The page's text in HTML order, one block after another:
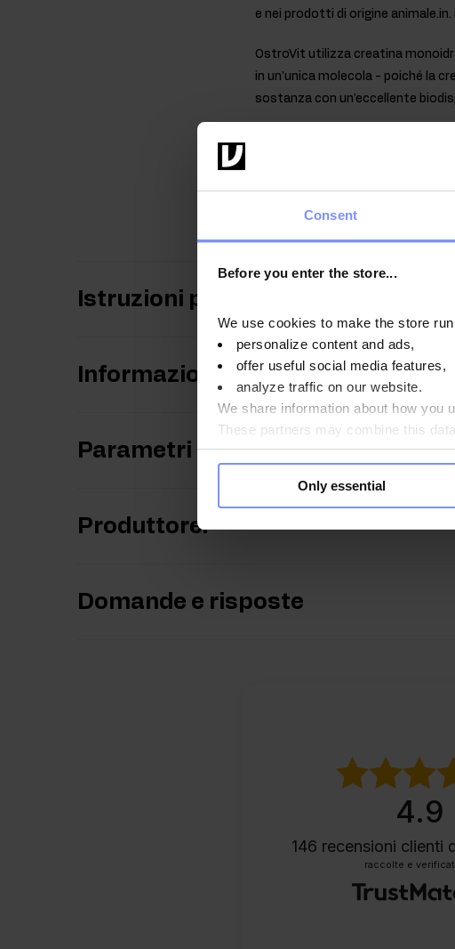
Consent
Before you enter the store...
We use cookies to make the store
personalize content and ads,
offer useful social media features,
analyze traffic on our website.
We share information about how you
These partners may combine this
you use their services. Do you agree?
Only essential
e nei prodotti di origine
OstroVit utilizza creatina
in un'unica molecola - poiché la
sostanza con un'eccellente
Istruzioni per l'uso
Informazioni nutrizionali
Parametri
Produttore:
Domande e risposte
4.9
146 recensioni clienti
raccolte e